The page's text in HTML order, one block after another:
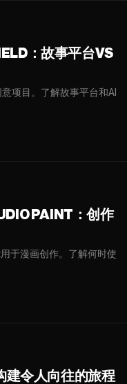
：故事平台VS
项目。了解故事平台和AI
PAINT：创作
于漫画创作。了解何时使
建令人向往的旅程